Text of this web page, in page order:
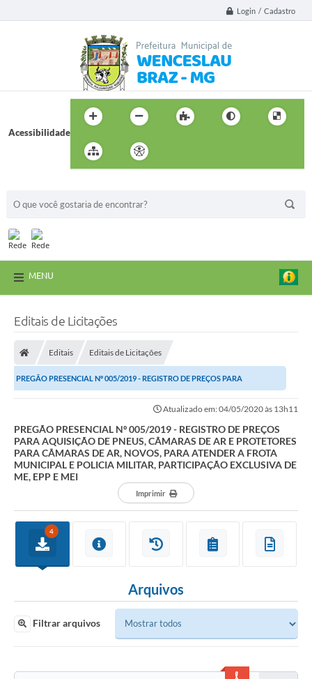
Login / Cadastro
Acessibilidade
MENU
Editais de Licitações
Editais Editais de Licitações
PREGÃO PRESENCIAL Nº 005/2019 - REGISTRO DE PREÇOS PARA
Atualizado em: 04/05/2020 às 13h11
PREGÃO PRESENCIAL Nº 005/2019 - REGISTRO DE PREÇOS
PARA AQUISIÇÃO DE PNEUS, CÂMARAS DE AR E PROTETORES
PARA CÂMARAS DE AR, NOVOS, PARA ATENDER A FROTA
MUNICIPAL E POLICIA MILITAR, PARTICIPAÇÃO EXCLUSIVA DE
ME, EPP E MEI
Imprimir
4
Arquivos
Filtrar arquivos